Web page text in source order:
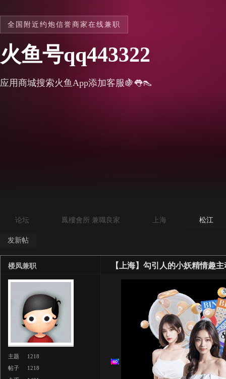
全国附近约炮信誉商家在线兼职
火鱼号qq443322
应用商城搜索火鱼App添加客服🍇👅👠
论坛 鳳樓會所 兼職良家 上海 松江
发新帖
【上海】勾引人的小妖精情趣主
楼凤兼职
主题
1218
帖子
1218